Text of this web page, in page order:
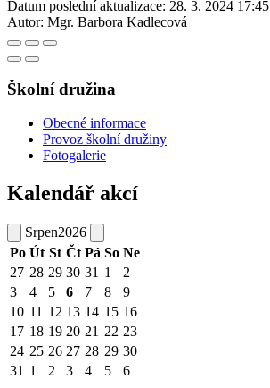
Datum poslední aktualizace: 28. 3. 2024 17:45
Autor: Mgr. Barbora Kadlecová
Školní družina
Obecné informace
Provoz školní družiny
Fotogalerie
Kalendář akcí
Srpen2026
Po Út St Čt Pá So Ne
27 28 29 30 31 1
2
3
4 5 6 7 8
9
10 11 12 13 14 15 16
17 18 19 20 21 22 23
24 25 26 27 28 29 30
31 1 2 3 4 5 6